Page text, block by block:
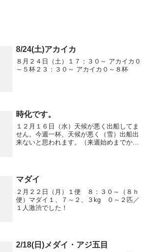
8/24(土)アカイカ
８月２４日（土）１７：３０～ アカイカ０
～５杯２３：３０～ アカイカ０～８杯
時化です。
１２月１６日（水）天候が悪く出船してま
せん。今週一杯、天候が悪く（雪）出船出
来ないと思われます。（来週始めまでかな
マダイ
２月２２日（月）１便 ８：３０～（８ｈ
便）マダイ１、７～２、３kg ０～２匹／
１人激渋でした！
2/18(日)メダイ・アジ五目